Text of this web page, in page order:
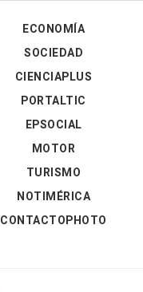
ECONOMÍA
SOCIEDAD
CIENCIAPLUS
PORTALTIC
EPSOCIAL
MOTOR
TURISMO
NOTIMÉRICA
CONTACTOPHOTO